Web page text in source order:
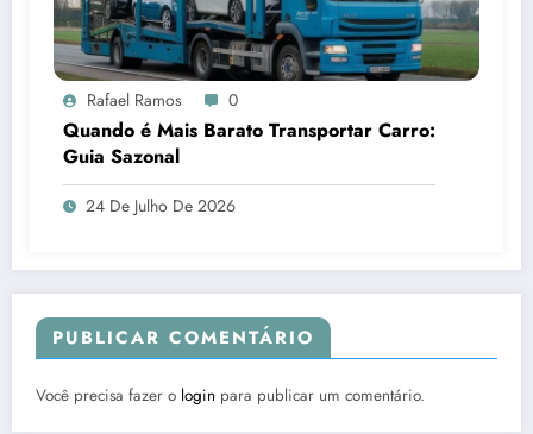
Rafael Ramos 0
Quando é Mais Barato Transportar Carro:
Guia Sazonal
24 De Julho De 2026
PUBLICAR COMENTÁRIO
Você precisa fazer o login para publicar um comentário.